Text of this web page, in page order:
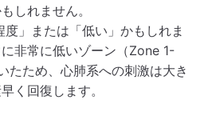
しれません。
度」または「低い」かもしれま
非常に低いゾーン（Zone 1-
たため、心肺系への刺激は大き
く回復します。